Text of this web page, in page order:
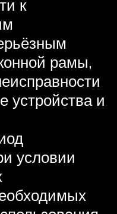
к
рамы,
устройства и
условии